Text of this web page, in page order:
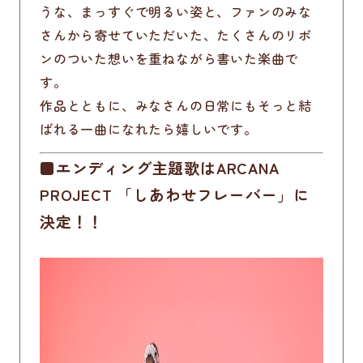
うな、まっすぐで明るい姿と、ファンのみな
さんから寄せていただいた、たくさんのリボ
ンのついた想いを重ねながら書いた楽曲で
す。
作品とともに、みなさんの日常にもそっと結
ばれる一曲になれたら嬉しいです。
■エンディング主題歌はARCANA
PROJECT 「しあわせフレーバー」に
決定！！